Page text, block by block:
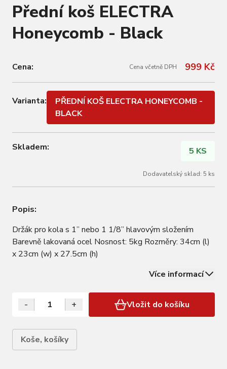
Přední koš ELECTRA
Honeycomb - Black
Cena: Cena včetně DPH 999 Kč
Varianta:
PŘEDNÍ KOŠ ELECTRA HONEYCOMB -
BLACK
Skladem: 5 KS
Dodavatelský sklad: 5 ks
Popis:
Držák pro kola s 1” nebo 1 1/8” hlavovým složením
Barevně lakovaná ocel Nosnost: 5kg Rozměry: 34cm (l)
x 23cm (w) x 27.5cm (h)
Více informací
- + Vložit do košíku
Koše, košíky